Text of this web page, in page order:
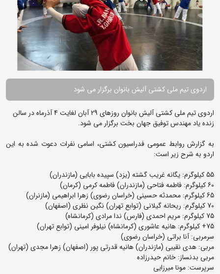
اردوی تیم ملی کشتی آلیش بانوان برگزار می شود
اردوی تیم ملی کشتی آلیش بانوان روزهای 29 آبان لغایت 4 آذرماه در سالن
زنده یاد مهندس توفیق جهان بخت برگزار می شود.
به گزارش روابط عمومی فدراسیون کشتی، اسامی نفرات دعوت شده به این
اردو به شرح زیر است:
55 کیلوگرم: یگانه غریب گشته (یزد) سپیده بابایی (مازندران)
60 کیلوگرم: فاطمه فتاحی (مازندران) فاطمه کرمی (کرمان)
65 کیلوگرم: محمدثه حسینی (خراسان رضوی) زهرا ابراهیمی (مازنران)
70 کیلوگرم: ریحانه گیلانی (توابع تهران) نگین نظری (اصفهان)
75 کیلوگرم: مریم احمدی (فارس) ندا مرادی (کرمانشاه)
75+ کیلوگرم: هانیه عاشوری (کرمانشاه) نیلوفر امینی (توابع تهران)
سرمربی: آنا براتی (خراسان رضوی)
مربی: هدی نقیبی (مازندران) هانیه قدرتی پور (اصفهان) زهرا مجدی (تهران)
مربی بدنساز: خانم حیدرزاده
سرپرست: مونا میرزایی